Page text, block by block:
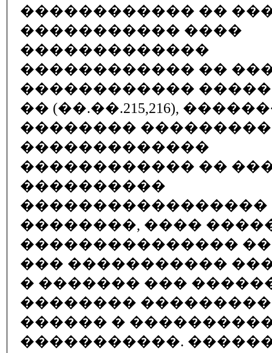
������������ ��
����������� ����
�������������
������������ ��
������������
�� (��.��.215,216),
��������
�������������
������������ ��
����������
�����������������
��������, ����
���������������
��� �����������
� ������� ���
��������
������ �
�����������.